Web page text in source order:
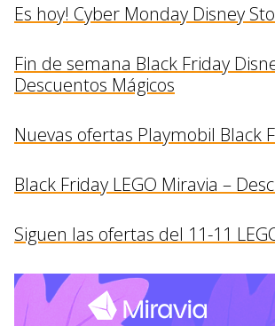
Es hoy! Cyber Monday Disney
Fin de semana Black Friday
Descuentos Mágicos
Nuevas ofertas Playmobil Black
Black Friday LEGO Miravia –
Siguen las ofertas del 11-11